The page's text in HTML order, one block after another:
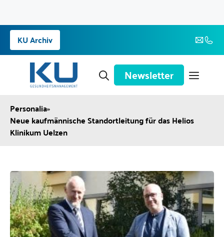
Zum
Inhalt
springen
KU Archiv
Newsletter
Personalia»
Neue kaufmännische Standortleitung für das Helios
Klinikum Uelzen